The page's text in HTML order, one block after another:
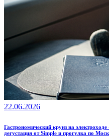
22.06.2026
Гастрономический круиз на
дегустация от Simple и прогулка по